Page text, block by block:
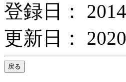
登録日：
更新日：